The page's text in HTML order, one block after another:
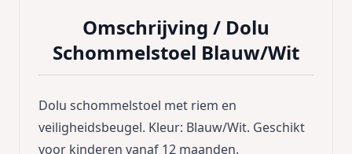
Omschrijving / Dolu
Schommelstoel Blauw/Wit
Dolu schommelstoel met riem en
veiligheidsbeugel. Kleur: Blauw/Wit. Geschikt
voor kinderen vanaf 12 maanden.